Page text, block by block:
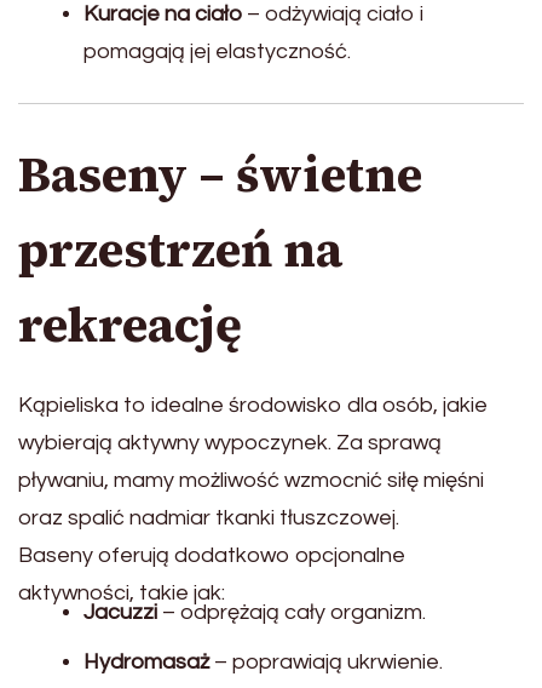
Kuracje na ciało – odżywiają ciało i
pomagają jej elastyczność.
Baseny – świetne
przestrzeń na
rekreację
Kąpieliska to idealne środowisko dla osób, jakie
wybierają aktywny wypoczynek. Za sprawą
pływaniu, mamy możliwość wzmocnić siłę mięśni
oraz spalić nadmiar tkanki tłuszczowej.
Baseny oferują dodatkowo opcjonalne
aktywności, takie jak:
Jacuzzi – odprężają cały organizm.
Hydromasaż– poprawiają ukrwienie.